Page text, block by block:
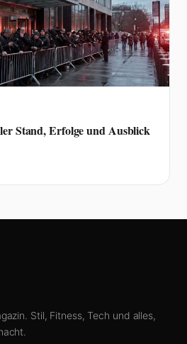
Stand, Erfolge und Ausblick
Stil, Fitness, Tech und alles,